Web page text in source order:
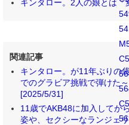
キンタロー。2人の娘とは
関連記事
キンタロー。が11年ぶりの
でのグラビア挑戦で弾けた
[2025/5/31]
11歳でAKB48に加入してか
姿や、セクシーなランジェ